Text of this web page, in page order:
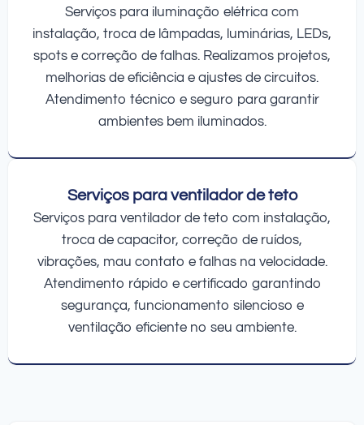
Serviços para iluminação elétrica com
instalação, troca de lâmpadas, luminárias, LEDs,
spots e correção de falhas. Realizamos projetos,
melhorias de eficiência e ajustes de circuitos.
Atendimento técnico e seguro para garantir
ambientes bem iluminados.
Serviços para ventilador de teto
Serviços para ventilador de teto com instalação,
troca de capacitor, correção de ruídos,
vibrações, mau contato e falhas na velocidade.
Atendimento rápido e certificado garantindo
segurança, funcionamento silencioso e
ventilação eficiente no seu ambiente.